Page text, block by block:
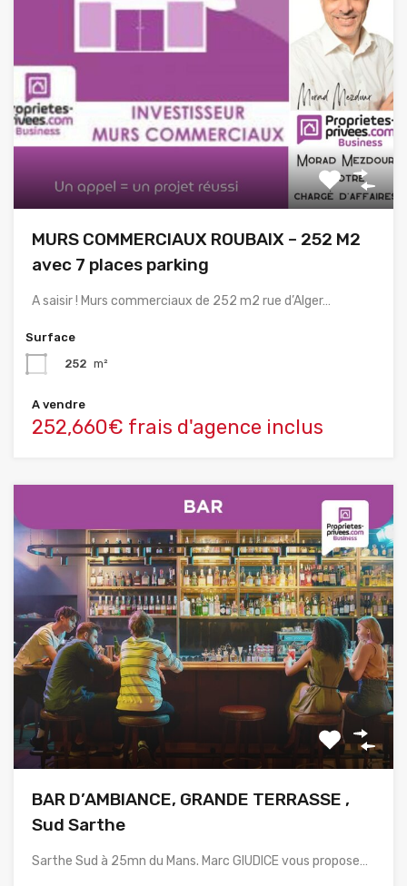
MURS COMMERCIAUX ROUBAIX – 252 M2
avec 7 places parking
A saisir ! Murs commerciaux de 252 m2 rue d’Alger…
Surface
252 m²
A vendre
252,660€ frais d'agence inclus
BAR D’AMBIANCE, GRANDE TERRASSE ,
Sud Sarthe
Sarthe Sud à 25mn du Mans. Marc GIUDICE vous propose…